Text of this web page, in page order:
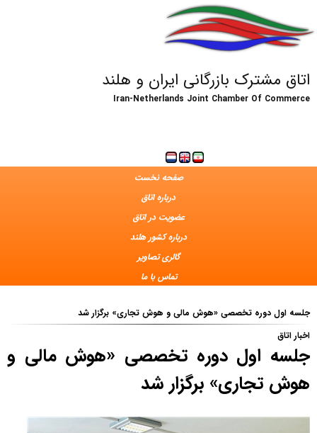
اتاق مشترک بازرگانی ایران و هلند
Iran-Netherlands Joint Chamber Of Commerce
صفحه نخست
درباره اتاق
عضویت در اتاق
درباره کشور هلند
گالری تصاویر
تماس با ما
جلسه اول دوره تخصصی «هوش مالی و هوش تجاری» برگزار شد
اخبار اتاق
جلسه اول دوره تخصصی «هوش مالی و
هوش تجاری» برگزار شد